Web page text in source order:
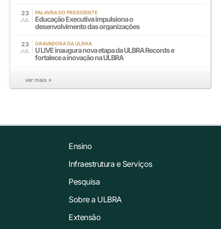
23
JUL
PALAVRA DO PRESIDENTE
Educação Executiva impulsiona o
desenvolvimento das organizações
23
JUL
GRAVADORA DA ULBRA
U LIVE inaugura nova etapa da ULBRA Records e
fortalece a inovação na ULBRA
ver mais »
Ensino
Infraestrutura e Serviços
Pesquisa
Sobre a ULBRA
Extensão